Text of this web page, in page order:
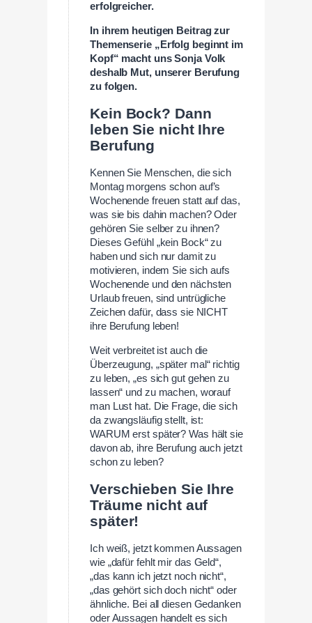
erfolgreicher.
In ihrem heutigen Beitrag zur
Themenserie „Erfolg beginnt im
Kopf“ macht uns Sonja Volk
deshalb Mut, unserer Berufung
zu folgen.
Kein Bock? Dann
leben Sie nicht Ihre
Berufung
Kennen Sie Menschen, die sich
Montag morgens schon auf’s
Wochenende freuen statt auf das,
was sie bis dahin machen? Oder
gehören Sie selber zu ihnen?
Dieses Gefühl „kein Bock“ zu
haben und sich nur damit zu
motivieren, indem Sie sich aufs
Wochenende und den nächsten
Urlaub freuen, sind untrügliche
Zeichen dafür, dass sie NICHT
ihre Berufung leben!
Weit verbreitet ist auch die
Überzeugung, „später mal“ richtig
zu leben, „es sich gut gehen zu
lassen“ und zu machen, worauf
man Lust hat. Die Frage, die sich
da zwangsläufig stellt, ist:
WARUM erst später? Was hält sie
davon ab, ihre Berufung auch jetzt
schon zu leben?
Verschieben Sie Ihre
Träume nicht auf
später!
Ich weiß, jetzt kommen Aussagen
wie „dafür fehlt mir das Geld“,
„das kann ich jetzt noch nicht“,
„das gehört sich doch nicht“ oder
ähnliche. Bei all diesen Gedanken
oder Aussagen handelt es sich